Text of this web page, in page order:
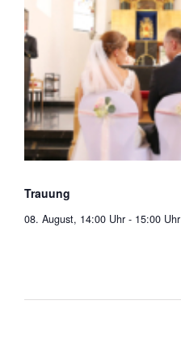
Trauung
08. August, 14:00 Uhr - 15:00 Uhr